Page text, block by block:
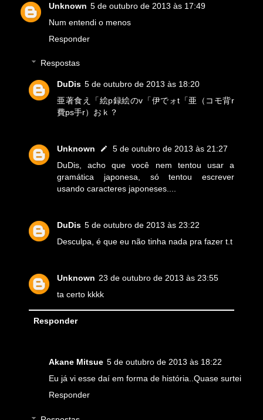
Unknown 5 de outubro de 2013 às 17:49
Num entendi o menos
Responder
Respostas
DuDis 5 de outubro de 2013 às 18:20
亜著食え「絵p録絵のv「伊でォt「亜（コモ背r
費ps手r）おｋ？
Unknown
5 de outubro de 2013 às 21:27
DuDis, acho que você nem tentou usar a
gramática japonesa, só tentou escrever
usando caracteres japoneses....
DuDis 5 de outubro de 2013 às 23:22
Desculpa, é que eu não tinha nada pra fazer t.t
Unknown 23 de outubro de 2013 às 23:55
ta certo kkkk
Responder
Akane Mitsue 5 de outubro de 2013 às 18:22
Eu já vi esse daí em forma de história..Quase surtei
Responder